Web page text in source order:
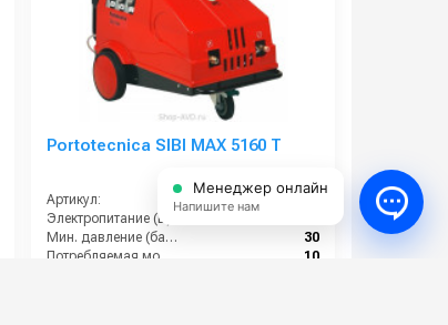
Portotecnica SIBI MAX 5160 T
Артикул:
IDAF 43212
Электропитание (В):
Мин. давление (бар):
30
10
Менеджер онлайн
Напишите нам